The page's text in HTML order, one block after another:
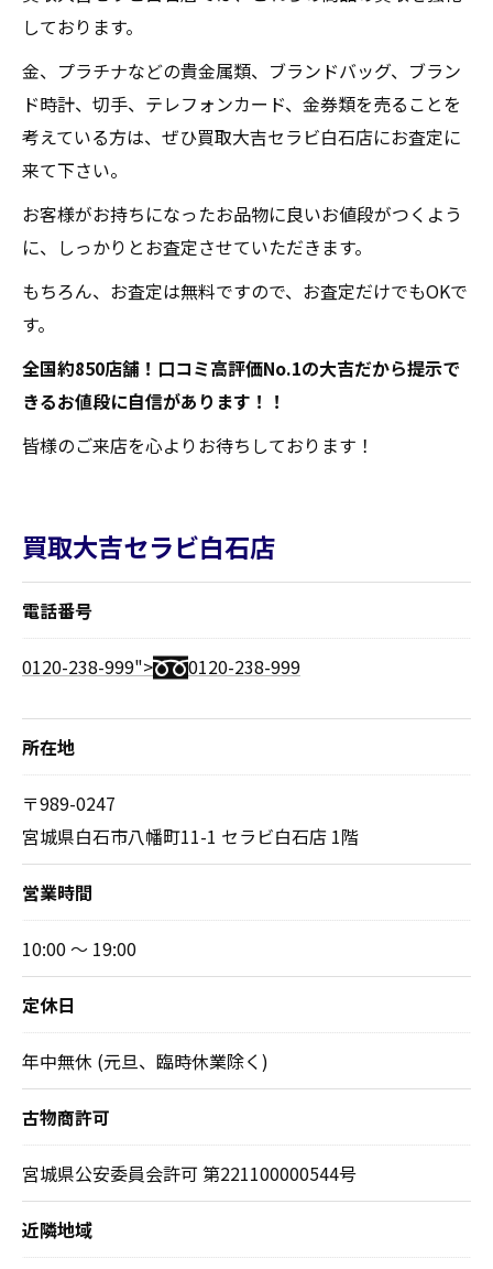
しております。
金、プラチナなどの貴金属類、ブランドバッグ、ブラン
ド時計、切手、テレフォンカード、金券類を売ることを
考えている方は、ぜひ買取大吉セラビ白石店にお査定に
来て下さい。
お客様がお持ちになったお品物に良いお値段がつくよう
に、しっかりとお査定させていただきます。
もちろん、お査定は無料ですので、お査定だけでもOKで
す。
全国約850店舗！口コミ高評価No.1の大吉だから提示で
きるお値段に自信があります！！
皆様のご来店を心よりお待ちしております！
買取大吉セラビ白石店
電話番号
0120-238-999"> 0120-238-999
所在地
〒989-0247
宮城県白石市八幡町11-1 セラビ白石店 1階
営業時間
10:00 ～ 19:00
定休日
年中無休 (元旦、臨時休業除く)
古物商許可
宮城県公安委員会許可 第221100000544号
近隣地域